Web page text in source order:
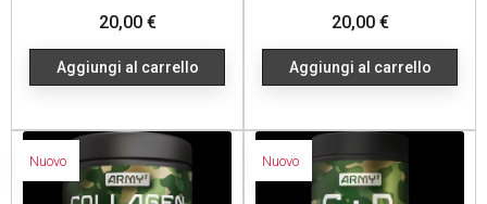
Prezzo
20,00 €
Aggiungi al carrello
Prezzo
20,00 €
Aggiungi al carrello
Nuovo Nuovo